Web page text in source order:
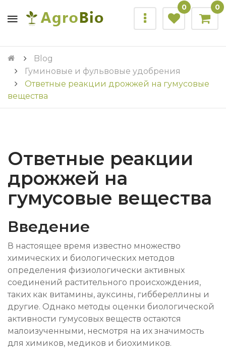
0 0
Blog
Гуминовые и фульвовые удобрения
Ответные реакции дрожжей на гумусовые
вещества
Ответные реакции
дрожжей на
гумусовые вещества
Введение
В настоящее время известно множество
химических и биологических методов
определения физиологически активных
соединений растительного происхождения,
таких как витамины, ауксины, гиббереллины и
другие. Однако методы оценки биологической
активности гумусовых веществ остаются
малоизученными, несмотря на их значимость
для химиков, медиков и биохимиков.